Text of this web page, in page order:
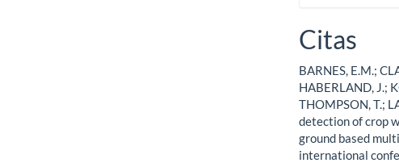
Citas
BARNES, E.M.;
HABERLAND, J.;
THOMPSON, T.;
detection of crop
ground based
international